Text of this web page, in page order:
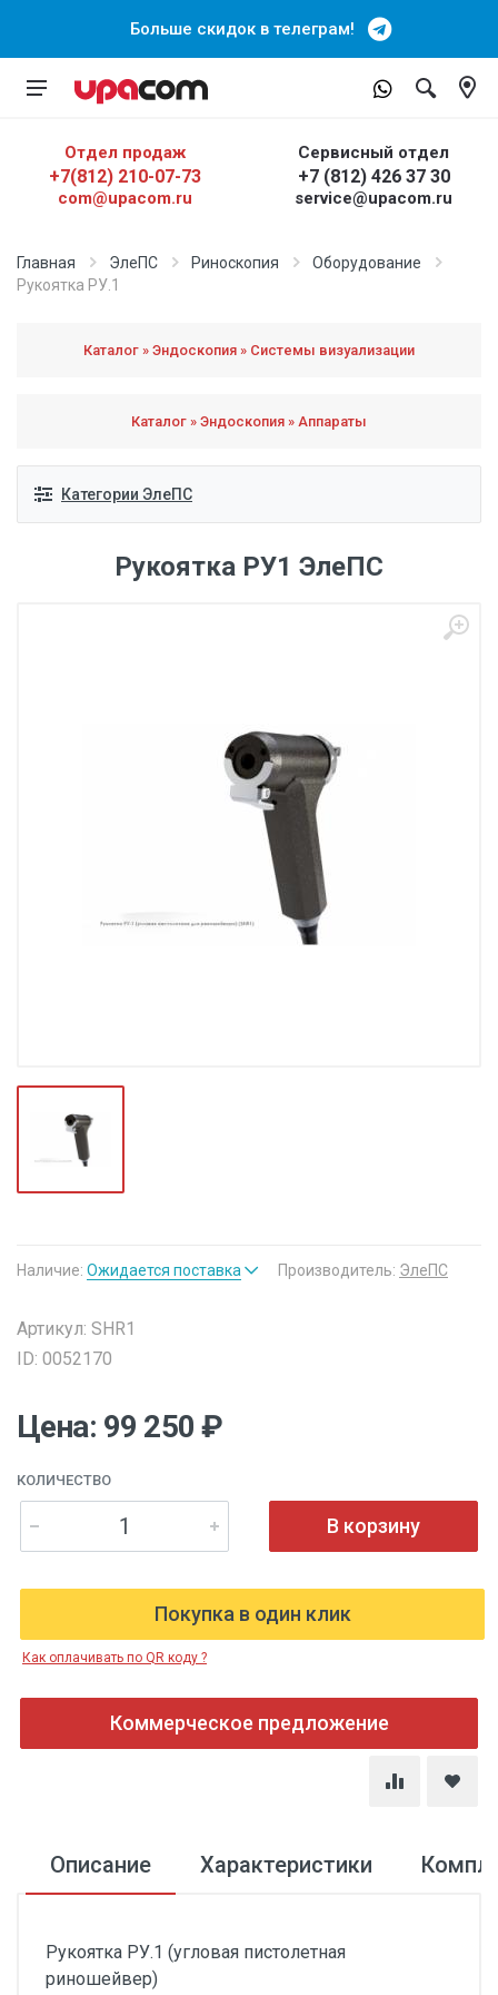
Больше скидок в телеграм!
Отдел продаж
+7(812) 210-07-73
com@upacom.ru
Сервисный отдел
+7 (812) 426 37 30
service@upacom.ru
Главная ЭлеПС Риноскопия
Оборудование
Рукоятка РУ.1
Каталог » Эндоскопия » Системы визуализации
Каталог » Эндоскопия » Аппараты
Категории ЭлеПС
Рукоятка РУ1 ЭлеПС
Наличие: Ожидается поставка Производитель: ЭлеПС
Артикул: SHR1
ID: 0052170
Цена: 99 250 ₽
КОЛИЧЕСТВО
В корзину
Покупка в один клик
Как оплачивать по QR коду ?
Коммерческое предложение
Описание Характеристики
Рукоятка РУ.1 (угловая пистолетная
риношейвер)